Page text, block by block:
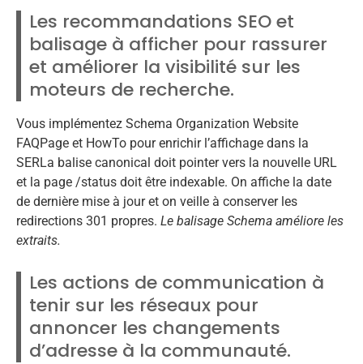
Les recommandations SEO et
balisage à afficher pour rassurer
et améliorer la visibilité sur les
moteurs de recherche.
Vous implémentez Schema Organization Website
FAQPage et HowTo pour enrichir l’affichage dans la
SERLa balise canonical doit pointer vers la nouvelle URL
et la page /status doit être indexable. On affiche la date
de dernière mise à jour et on veille à conserver les
redirections 301 propres. Le balisage Schema améliore les
extraits.
Les actions de communication à
tenir sur les réseaux pour
annoncer les changements
d’adresse à la communauté.